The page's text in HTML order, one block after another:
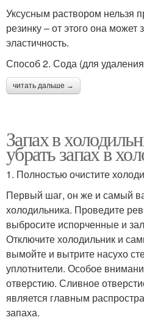
Уксусным раствором нельзя
резинку – от этого она может
эластичность.
Способ 2. Сода (для удаления
читать дальше →
Запах в
убрать запах в
1. Полностью очистите
Первый шаг, он же и самый
холодильника. Проведите
выбросите испорченные и
Отключите холодильник и
вымойте и вытрите насухо
уплотнители. Особое
отверстию. Сливное
является главным
запаха.